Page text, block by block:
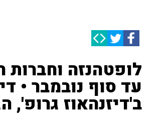
לופטהנזה
עד סוף נובמבר •
ב'דיזנהאוז גרופ',